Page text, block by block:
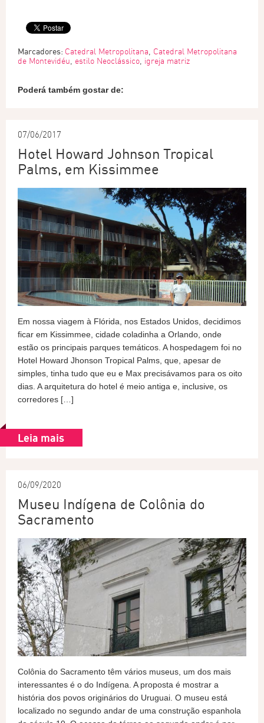
Marcadores: Catedral Metropolitana, Catedral Metropolitana
de Montevidéu, estilo Neoclássico, igreja matriz
Poderá também gostar de:
07/06/2017
Hotel Howard Johnson Tropical
Palms, em Kissimmee
Em nossa viagem à Flórida, nos Estados Unidos, decidimos
ficar em Kissimmee, cidade coladinha a Orlando, onde
estão os principais parques temáticos. A hospedagem foi no
Hotel Howard Jhonson Tropical Palms, que, apesar de
simples, tinha tudo que eu e Max precisávamos para os oito
dias. A arquitetura do hotel é meio antiga e, inclusive, os
corredores […]
Leia mais
06/09/2020
Museu Indígena de Colônia do
Sacramento
Colônia do Sacramento têm vários museus, um dos mais
interessantes é o do Indígena. A proposta é mostrar a
história dos povos originários do Uruguai. O museu está
localizado no segundo andar de uma construção espanhola